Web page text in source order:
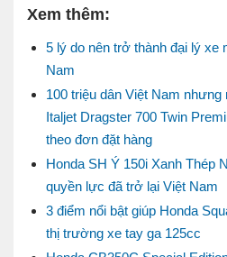
Xem thêm:
5 lý do nên trở thành đại lý xe
Nam
100 triệu dân Việt Nam
Italjet Dragster 700 Twin
theo đơn đặt hàng
Honda SH Ý 150i Xanh Thép
quyền lực đã trở lại Việt Nam
3 điểm nổi bật giúp Honda
thị trường xe tay ga 125cc